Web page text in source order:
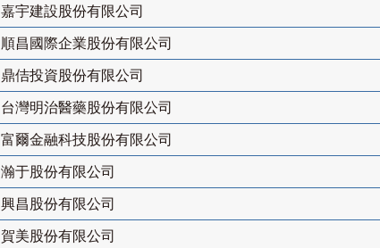
嘉宇建設股份有限公司
順昌國際企業股份有限公司
鼎佶投資股份有限公司
台灣明治醫藥股份有限公司
富爾金融科技股份有限公司
瀚于股份有限公司
興昌股份有限公司
賀美股份有限公司